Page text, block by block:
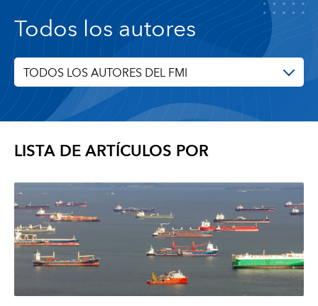
Todos los autores
TODOS LOS AUTORES DEL FMI
LISTA DE ARTÍCULOS POR